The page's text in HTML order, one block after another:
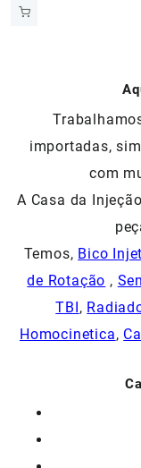
importadas,
com
A Casa da
Temos, Bico
de Rotação ,
TBI,
Homocinetica,